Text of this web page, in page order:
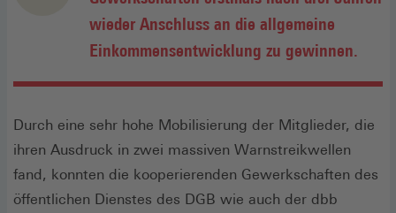
wieder Anschluss an die allgemeine
Einkommensentwicklung zu gewinnen.
Durch eine sehr hohe Mobilisierung der Mitglieder, die
ihren Ausdruck in zwei massiven Warnstreikwellen
fand, konnten die kooperierenden Gewerkschaften des
öffentlichen Dienstes des DGB wie auch der dbb